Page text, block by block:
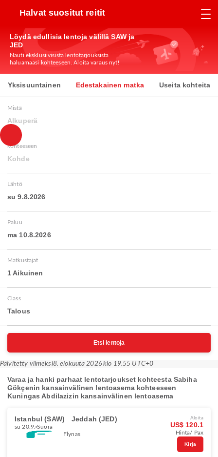
Halvat suositut reitit
Löydä edullisia lentoja välillä SAW ja
JED
Nauti eksklusiivisista lentotarjouksista
haluamaasi kohteeseen. Aloita varaus nyt!
Yksisuuntainen Edestakainen matka Useita kohteita
Mistä
Alkuperä
kohteeseen
Kohde
Lähtö
su 9.8.2026
Paluu
ma 10.8.2026
Matkustajat
1 Aikuinen
Class
Talous
Etsi lentoja
Päivitetty viimeksi8. elokuuta 2026 klo 19.55 UTC+0
Varaa ja hanki parhaat lentotarjoukset kohteesta Sabiha
Gökçenin kansainvälinen lentoasema kohteeseen
Kuningas Abdilazizin kansainvälinen lentoasema
Istanbul (SAW) Jeddah (JED)
su 20.9. Suora
Flynas
Aloita
US$ 120.1
Hinta/ Pax
Kirja